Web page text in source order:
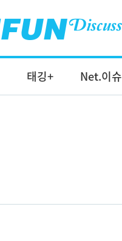
태깅+ Net.이슈